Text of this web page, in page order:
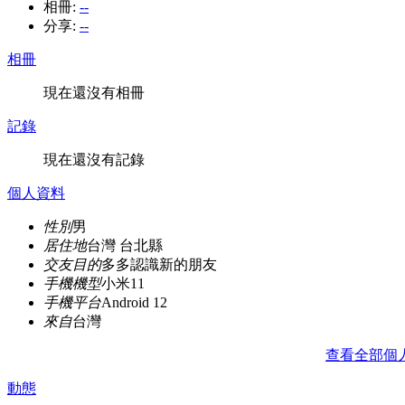
相冊: --
分享: --
相冊
現在還沒有相冊
記錄
現在還沒有記錄
個人資料
性別男
居住地台灣 台北縣
交友目的多多認識新的朋友
手機機型小米11
手機平台Android 12
來自台灣
查看全部個
動態